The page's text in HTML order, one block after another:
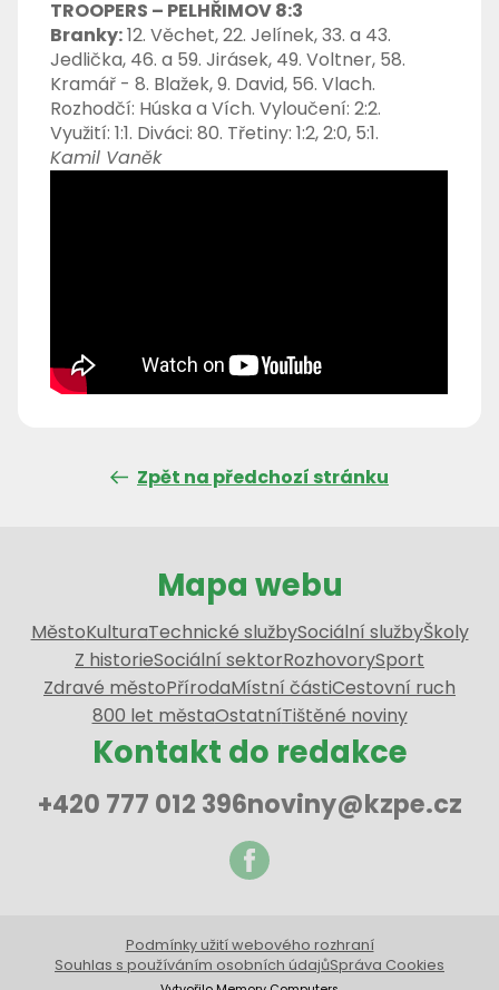
TROOPERS – PELHŘIMOV 8:3
Branky:12. Věchet, 22. Jelínek, 33. a 43.
Jedlička, 46. a 59. Jirásek, 49. Voltner, 58.
Kramář - 8. Blažek, 9. David, 56. Vlach.
Rozhodčí: Húska a Vích. Vyloučení: 2:2.
Využití: 1:1. Diváci: 80. Třetiny: 1:2, 2:0, 5:1.
Kamil Vaněk
Zpět na předchozí stránku
Mapa webu
MěstoKulturaTechnické službySociální službyŠkoly
Z historieSociální sektorRozhovorySport
Zdravé městoPřírodaMístní částiCestovní ruch
800 let městaOstatníTištěné noviny
Kontakt do redakce
+420 777 012 396noviny@kzpe.cz
Podmínky užití webového rozhraní
Souhlas s používáním osobních údajůSpráva Cookies